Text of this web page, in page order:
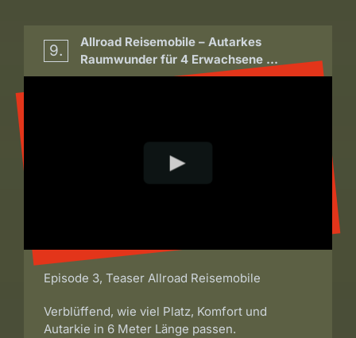
9.
Allroad Reisemobile – Autarkes
Raumwunder für 4 Erwachsene …
Episode 3, Teaser Allroad Reisemobile
Verblüffend, wie viel Platz, Komfort und
Autarkie in 6 Meter Länge passen.